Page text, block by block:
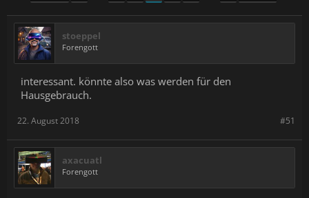
stoeppel
Forengott
interessant. könnte also was werden für den
Hausgebrauch.
#51
22. August 2018
axacuatl
Forengott